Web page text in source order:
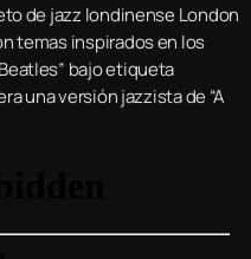
de jazz londinense London
temas inspirados en los
bajo etiqueta
una versión jazzista de “A